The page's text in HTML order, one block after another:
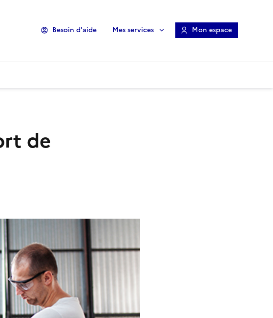
Besoin d'aide Mes services Mon espace
de